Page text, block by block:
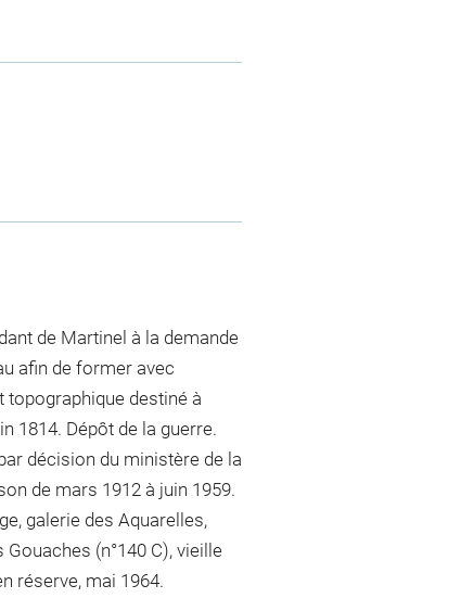
de Martinel à la demande
afin de former avec
topographique destiné à
1814. Dépôt de la guerre.
décision du ministère de la
de mars 1912 à juin 1959.
galerie des Aquarelles,
(n°140 C), vieille
réserve, mai 1964.